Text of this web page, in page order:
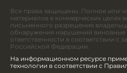
Все права защищены. Полное или
материалов в коммерческих целях
письменного разрешения
обнаружения нарушений виновные
ответственности в соответствии с
Российской Федерации.
На информационном ресурсе
технологии в соответствии с